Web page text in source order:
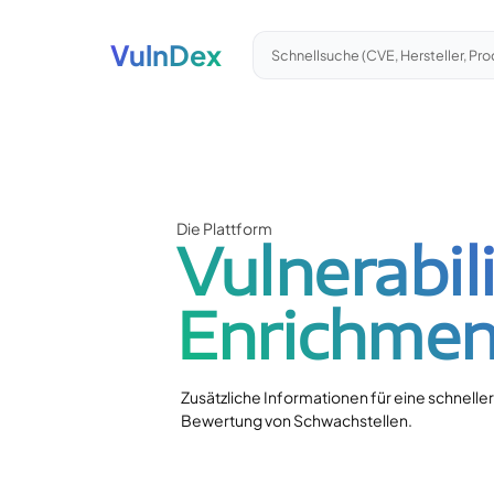
VulnDex Schnellsuche (CVE, Hersteller,
Die Plattform
Zusätzliche Informationen für eine
Bewertung von Schwachstellen.